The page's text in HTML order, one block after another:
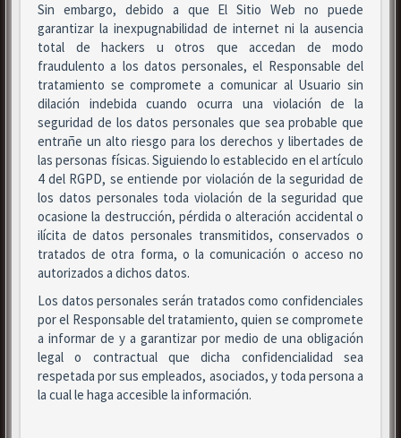
Sin embargo, debido a que El Sitio Web no puede
garantizar la inexpugnabilidad de internet ni la ausencia
total de hackers u otros que accedan de modo
fraudulento a los datos personales, el Responsable del
tratamiento se compromete a comunicar al Usuario sin
dilación indebida cuando ocurra una violación de la
seguridad de los datos personales que sea probable que
entrañe un alto riesgo para los derechos y libertades de
las personas físicas. Siguiendo lo establecido en el artículo
4 del RGPD, se entiende por violación de la seguridad de
los datos personales toda violación de la seguridad que
ocasione la destrucción, pérdida o alteración accidental o
ilícita de datos personales transmitidos, conservados o
tratados de otra forma, o la comunicación o acceso no
autorizados a dichos datos.
Los datos personales serán tratados como confidenciales
por el Responsable del tratamiento, quien se compromete
a informar de y a garantizar por medio de una obligación
legal o contractual que dicha confidencialidad sea
respetada por sus empleados, asociados, y toda persona a
la cual le haga accesible la información.